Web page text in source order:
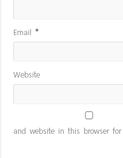
Email*
Website
and website in this browser